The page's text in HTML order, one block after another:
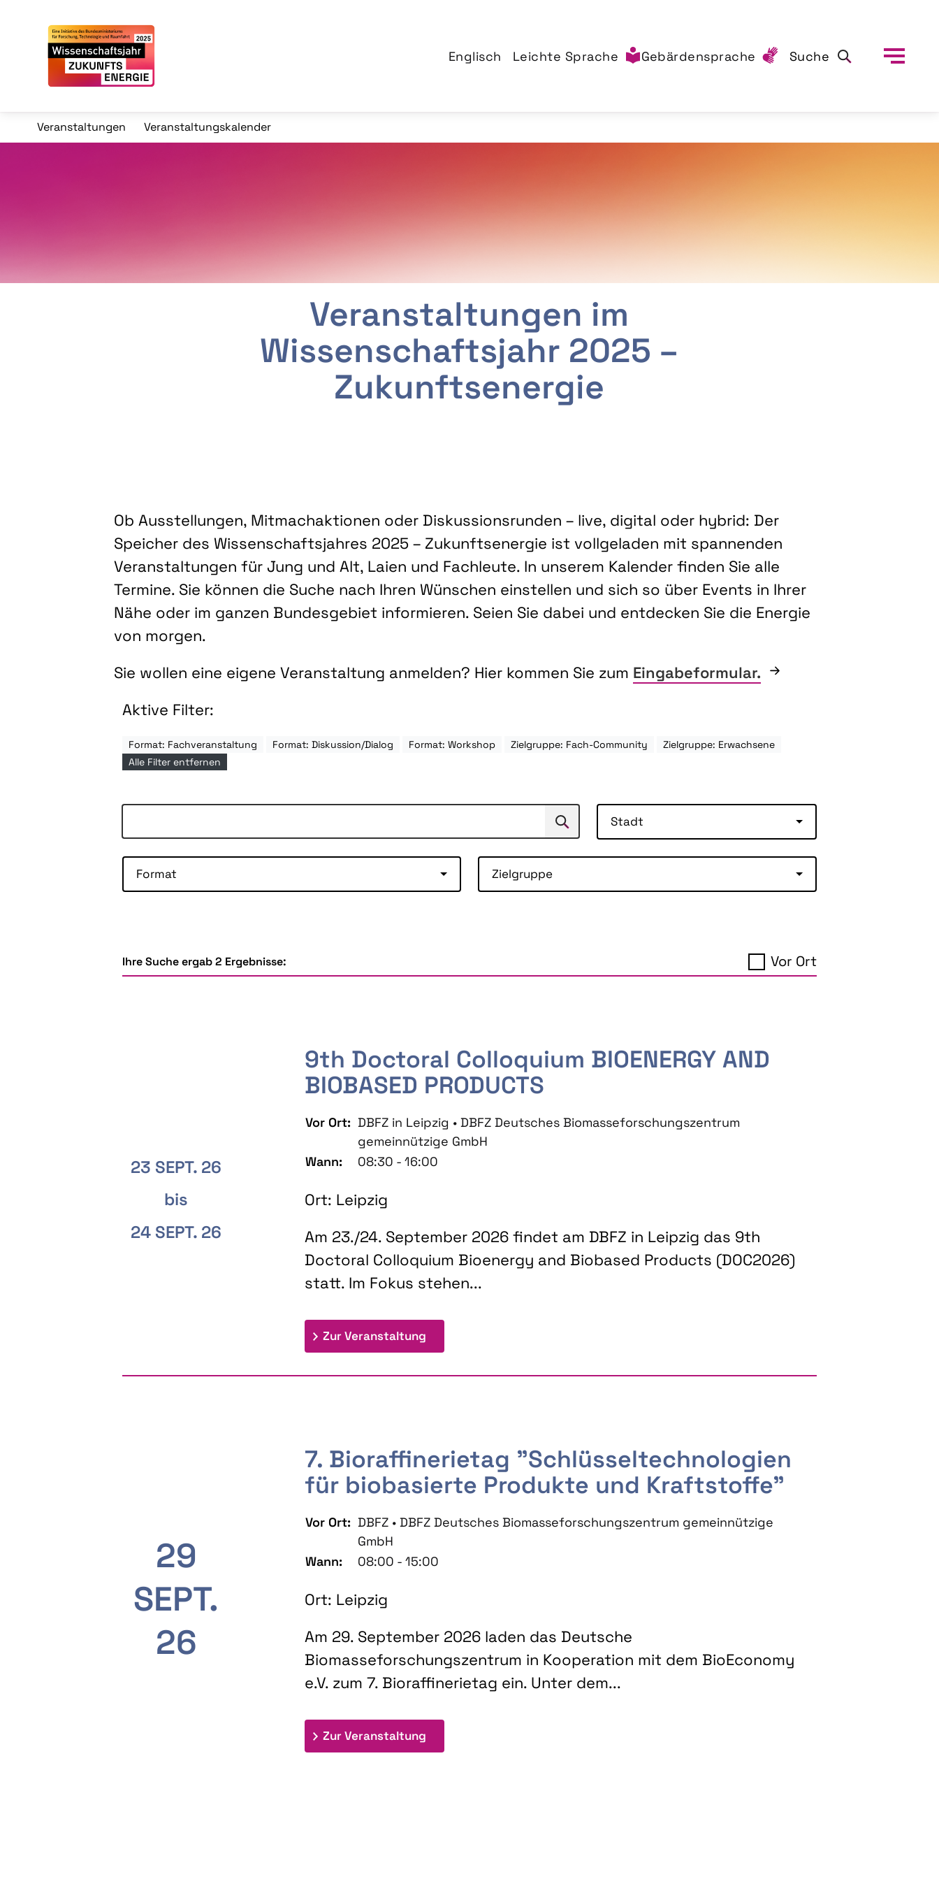
Englisch Leichte Sprache Gebärdensprache Suche
Veranstaltungen Veranstaltungskalender
Veranstaltungen im
Wissenschaftsjahr 2025 –
Zukunftsenergie
Ob Ausstellungen, Mitmachaktionen oder Diskussionsrunden – live, digital oder hybrid: Der
Speicher des Wissenschaftsjahres 2025 – Zukunftsenergie ist vollgeladen mit spannenden
Veranstaltungen für Jung und Alt, Laien und Fachleute. In unserem Kalender finden Sie alle
Termine. Sie können die Suche nach Ihren Wünschen einstellen und sich so über Events in Ihrer
Nähe oder im ganzen Bundesgebiet informieren. Seien Sie dabei und entdecken Sie die Energie
von morgen.
Sie wollen eine eigene Veranstaltung anmelden? Hier kommen Sie zum Eingabeformular.
Aktive Filter:
Format: Fachveranstaltung Format: Diskussion/Dialog Format: Workshop Zielgruppe: Fach-Community
Zielgruppe: Erwachsene
Alle Filter entfernen
Suchen Stadt
Format Zielgruppe
Ihre Suche ergab 2 Ergebnisse: Vor Ort
23 SEPT. 26
bis
24 SEPT. 26
9th Doctoral Colloquium BIOENERGY AND
BIOBASED PRODUCTS
Vor Ort: DBFZ in Leipzig • DBFZ Deutsches Biomasseforschungszentrum
gemeinnützige GmbH
Wann:
08:30 - 16:00
Ort: Leipzig
Am 23./24. September 2026 findet am DBFZ in Leipzig das 9th
Doctoral Colloquium Bioenergy and Biobased Products (DOC2026)
statt. Im Fokus stehen...
Zur Veranstaltung: 9th Doctoral Colloquium BIOENERGY AND BIOBASED PRODUCTS
29
SEPT.
26
7. Bioraffinerietag "Schlüsseltechnologien
für biobasierte Produkte und Kraftstoffe"
Vor Ort: DBFZ • DBFZ Deutsches Biomasseforschungszentrum gemeinnützige
GmbH
Wann:
08:00 - 15:00
Ort: Leipzig
Am 29. September 2026 laden das Deutsche
Biomasseforschungszentrum in Kooperation mit dem BioEconomy
e.V. zum 7. Bioraffinerietag ein. Unter dem...
Zur Veranstaltung: 7. Bioraffinerietag "Schlüsseltechnologien für biobasierte Produkte und Kraftstoffe"